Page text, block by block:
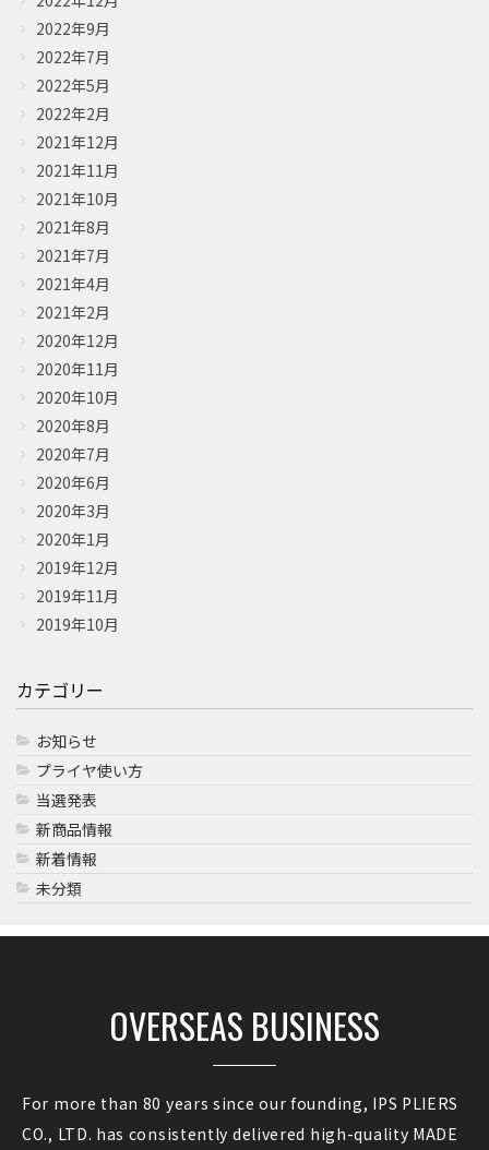
2022年9月
2022年7月
2022年5月
2022年2月
2021年12月
2021年11月
2021年10月
2021年8月
2021年7月
2021年4月
2021年2月
2020年12月
2020年11月
2020年10月
2020年8月
2020年7月
2020年6月
2020年3月
2020年1月
2019年12月
2019年11月
2019年10月
カテゴリー
お知らせ
プライヤ使い方
当選発表
新商品情報
新着情報
未分類
OVERSEAS BUSINESS
For more than 80 years since our founding, IPS PLIERS
CO., LTD. has consistently delivered high-quality MADE